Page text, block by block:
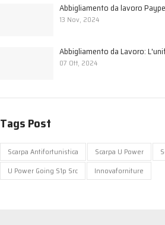
Abbigliamento da lavoro
13 Nov, 2024
Abbigliamento da Lavoro:
07 Ott, 2024
Tags Post
Scarpa Antifortunistica Scarpa U Power
U Power Going S1p Src
Innovaforniture